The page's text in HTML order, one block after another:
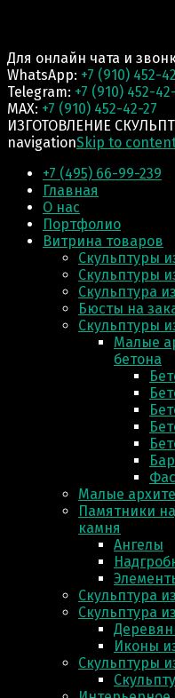
Для онлайн чата и
WhatsApp: +7 (910) 452-
Telegram: +7 (910) 452-
MAX: +7 (910) 452-42-27
ИЗГОТОВЛЕНИЕ
navigationSkip to
+7 (495) 66-99-239
Главная
О нас
Портфолио
Витрина товаров
Скульптуры
Скульптуры
Скульптура
Бюсты на
Скульптуры
Малые
бетона
Малые
Памятники
камня
Ангелы
Скульптура
Скульптура
Иконы
Скульптуры